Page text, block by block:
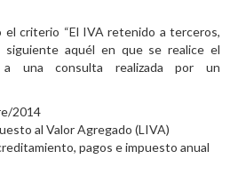
criterio “El IVA retenido a terceros,
aquél en que se realice el
a una consulta realizada por un
2014
al Valor Agregado (LIVA)
pagos e impuesto anual